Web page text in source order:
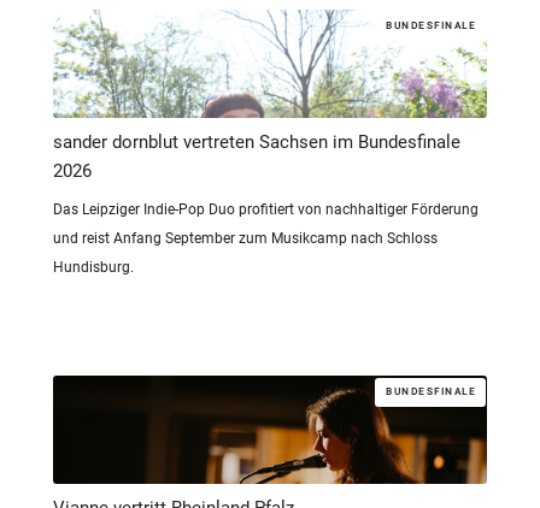
BUNDESFINALE
sander dornblut vertreten Sachsen im Bundesfinale
2026
Das Leipziger Indie-Pop Duo profitiert von nachhaltiger Förderung
und reist Anfang September zum Musikcamp nach Schloss
Hundisburg.
BUNDESFINALE